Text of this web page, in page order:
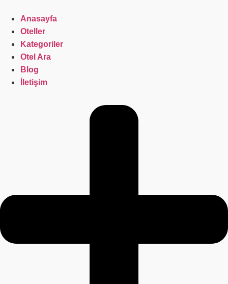
atla
Anasayfa
Oteller
Kategoriler
Otel Ara
Blog
İletişim